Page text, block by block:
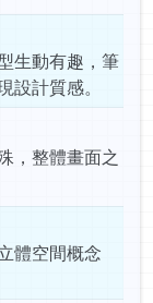
生動有趣，筆
計質感。
，整體畫面之
體空間概念